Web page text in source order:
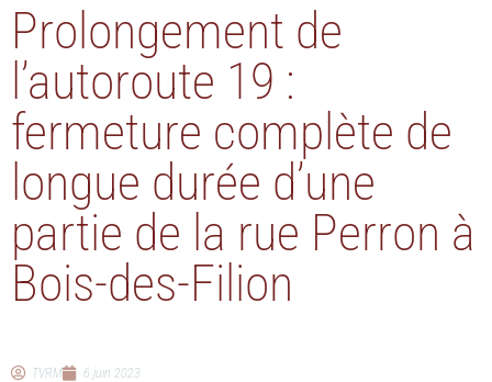
Prolongement de
l’autoroute 19 :
fermeture complète de
longue durée d’une
partie de la rue Perron à
Bois-des-Filion
TVRM 6 juin 2023